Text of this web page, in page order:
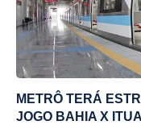
METRÔ TERÁ
JOGO BAHIA X